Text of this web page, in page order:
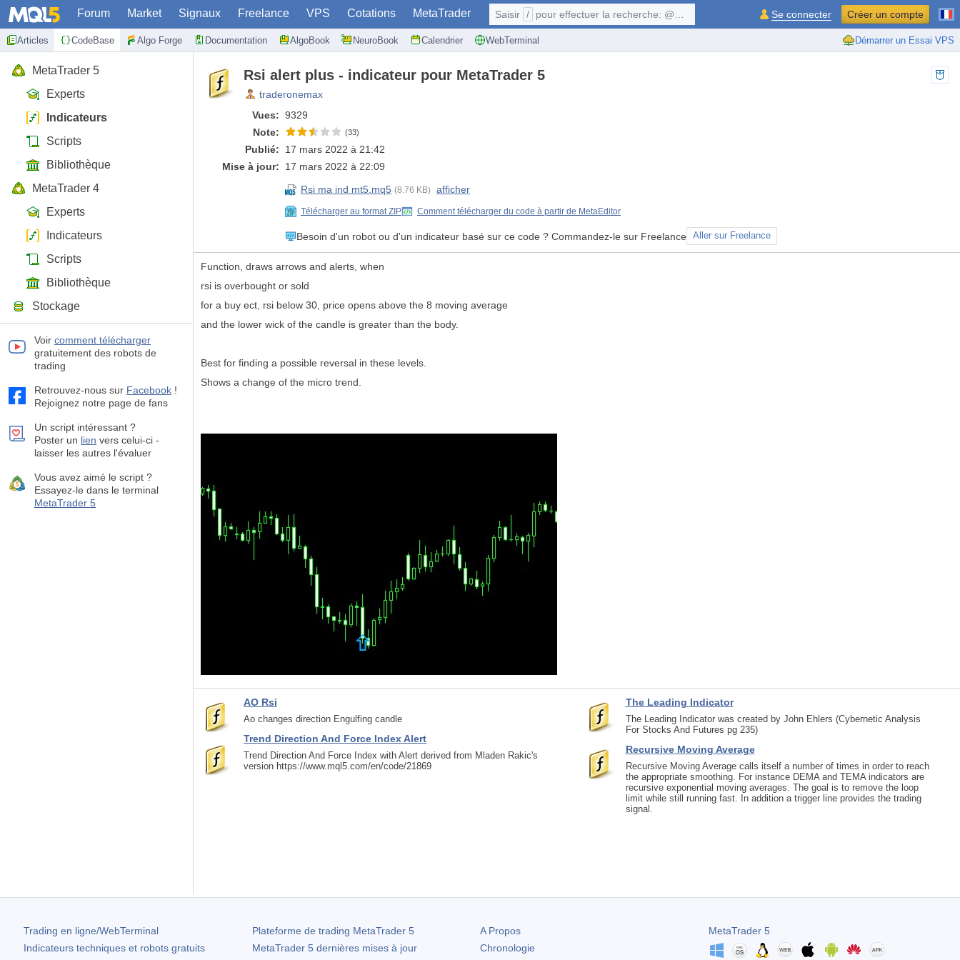
Forum Market Signaux Freelance VPS Cotations MetaTrader
Articles CodeBase Algo Forge Documentation AlgoBook NeuroBook Calendrier WebTerminal Démarrer un Essai VPS
Saisir / pour effectuer la recherche: @user, $symbol, ... Se connecter Créer un compte
MetaTrader 5
Experts
Indicateurs
Scripts
Bibliothèque
MetaTrader 4
Experts
Indicateurs
Scripts
Bibliothèque
Stockage
Voir comment télécharger
gratuitement des robots de
trading
Retrouvez-nous sur Facebook !
Rejoignez notre page de fans
Un script intéressant ?
Poster un lien vers celui-ci -
laisser les autres l'évaluer
Vous avez aimé le script ?
Essayez-le dans le terminal
MetaTrader 5
Rsi alert plus - indicateur pour MetaTrader 5
traderonemax
Vues: 9329
Note:
(33)
Publié:
17 mars 2022 à 21:42
Mise à jour:
17 mars 2022 à 22:09
Rsi ma ind mt5.mq5 (8.76 KB) afficher
Télécharger au format ZIP Comment télécharger du code à partir de MetaEditor
Besoin d'un robot ou d'un indicateur basé sur ce code ? Commandez-le sur Freelance Aller sur Freelance
Function, draws arrows and alerts, when
rsi is overbought or sold
for a buy ect, rsi below 30, price opens above the 8 moving average
and the lower wick of the candle is greater than the body.
Best for finding a possible reversal in these levels.
Shows a change of the micro trend.
The Leading Indicator
The Leading Indicator was created by John Ehlers (Cybernetic Analysis
For Stocks And Futures pg 235)
Recursive Moving Average
Recursive Moving Average calls itself a number of times in order to reach
the appropriate smoothing. For instance DEMA and TEMA indicators are
recursive exponential moving averages. The goal is to remove the loop
limit while still running fast. In addition a trigger line provides the trading
signal.
AO Rsi
Ao changes direction Engulfing candle
Trend Direction And Force Index Alert
Trend Direction And Force Index with Alert derived from Mladen Rakic's
version https://www.mql5.com/en/code/21869
Trading en ligne/WebTerminal
Indicateurs techniques et robots gratuits
Plateforme de trading MetaTrader 5
MetaTrader 5dernières mises à jour
A Propos
Chronologie
MetaTrader 5